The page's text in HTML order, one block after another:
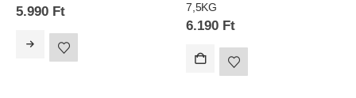
5.990 Ft
7,5KG
6.190 Ft